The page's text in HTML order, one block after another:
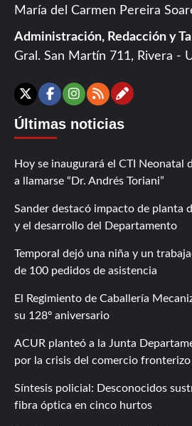
María del Carmen Pereira
Administración, Redacción y
Gral. San Martín 711, Rivera -
X Facebook
Instagram
RSS
Últimas noticias
Hoy se inaugurará el CTI Neonatal
a llamarse “Dr. Andrés Toriani”
Sander destacó impacto de planta
y el desarrollo del Departamento
Temporal dejó una niña y un
de 100 pedidos de asistencia
El Regimiento de Caballería
su 128º aniversario
ACUR planteó a la Junta
por la crisis del comercio fronterizo
Síntesis policial: Desconocidos
fibra óptica en cinco hurtos